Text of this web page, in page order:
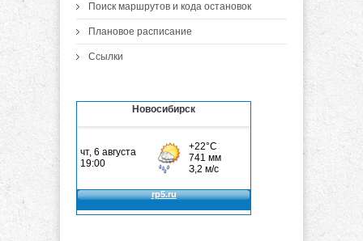
Поиск маршрутов и кода остановок
Плановое расписание
Ссылки
Новосибирск